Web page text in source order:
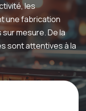
les
une fabrication
mesure. De la
sont attentives à la